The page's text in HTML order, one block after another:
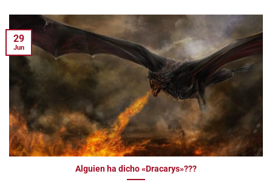
Alguien ha dicho «Dracarys»???
29
Jun